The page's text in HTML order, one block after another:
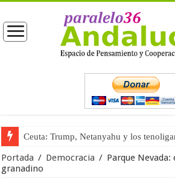
Ceuta: Trump, Netanyahu y los
La masificación turística (tercera parte)
Portada / Democracia / Parque
granadino